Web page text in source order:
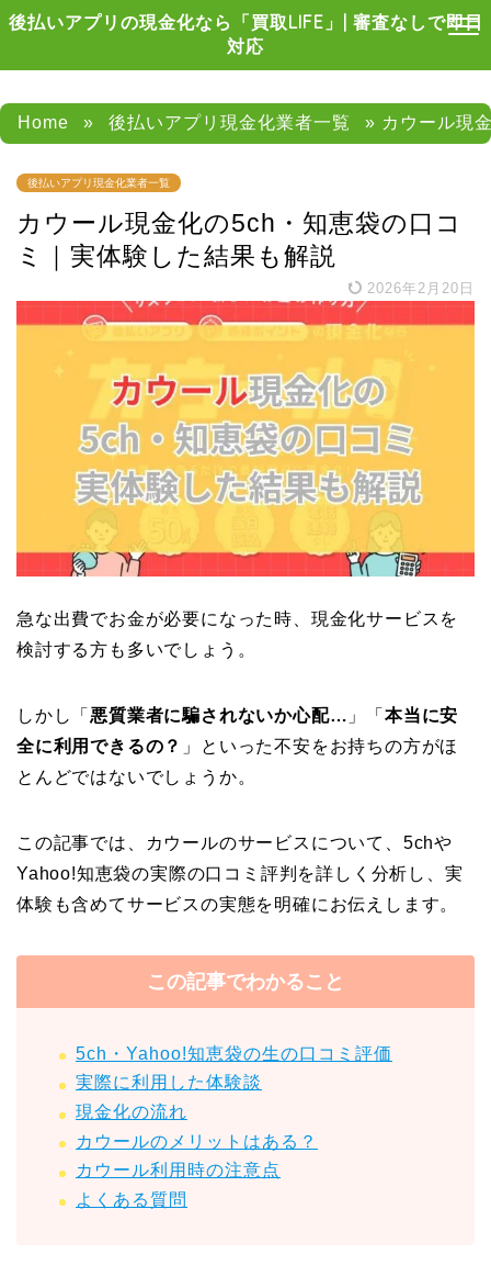
後払いアプリの現金化なら「買取LIFE」| 審査なしで即日
対応
Home » 後払いアプリ現金化業者一覧 » カウール現
後払いアプリ現金化業者一覧
カウール現金化の5ch・知恵袋の口コ
ミ｜実体験した結果も解説
2026年2月20日
急な出費でお金が必要になった時、現金化サービスを
検討する方も多いでしょう。
しかし「 悪質業者に騙されないか心配… 」「本当に安
全に利用できるの？ 」といった不安をお持ちの方がほ
とんどではないでしょうか。
この記事では、カウールのサービスについて、5chや
Yahoo!知恵袋の実際の口コミ評判を詳しく分析し、実
体験も含めてサービスの実態を明確にお伝えします。
この記事でわかること
5ch・Yahoo!知恵袋の生の口コミ評価
実際に利用した体験談
現金化の流れ
カウールのメリットはある？
カウール利用時の注意点
よくある質問